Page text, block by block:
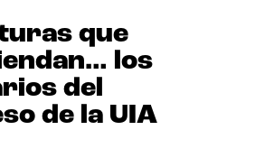
que
los
del
de la UIA